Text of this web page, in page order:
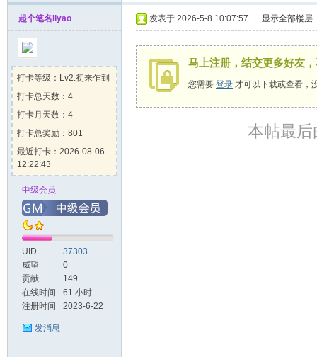
起
起个笔名liyao
打卡等级：Lv2.初来乍到
打卡总天数：4
打卡月天数：4
打卡总奖励：801
最近打卡：2026-08-06
12:22:43
中级会员
UID
37303
威望
0
贡献
149
在线时间
61 小时
注册时间
2023-6-22
发消息
发表于 2026-5-8 10:07:57 显示全部楼层
马上注册，结交更多好友
您需要 登录 才可以下载或查看，
本帖最